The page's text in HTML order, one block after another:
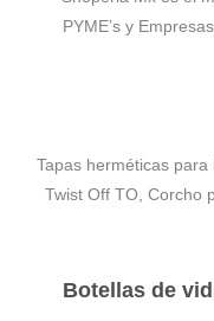
PYME’s y
Tapas herméticas
Twist Off TO, Corcho
Botellas de